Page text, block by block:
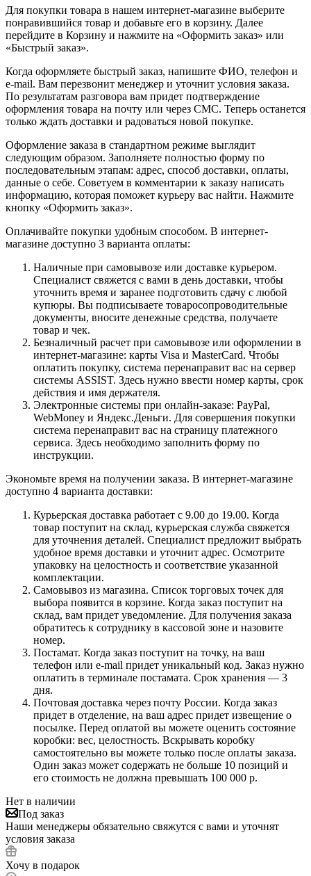
Для покупки товара в нашем интернет-магазине выберите
понравившийся товар и добавьте его в корзину. Далее
перейдите в Корзину и нажмите на «Оформить заказ» или
«Быстрый заказ».
Когда оформляете быстрый заказ, напишите ФИО, телефон и
e-mail. Вам перезвонит менеджер и уточнит условия заказа.
По результатам разговора вам придет подтверждение
оформления товара на почту или через СМС. Теперь останется
только ждать доставки и радоваться новой покупке.
Оформление заказа в стандартном режиме выглядит
следующим образом. Заполняете полностью форму по
последовательным этапам: адрес, способ доставки, оплаты,
данные о себе. Советуем в комментарии к заказу написать
информацию, которая поможет курьеру вас найти. Нажмите
кнопку «Оформить заказ».
Оплачивайте покупки удобным способом. В интернет-
магазине доступно 3 варианта оплаты:
Наличные при самовывозе или доставке курьером.
Специалист свяжется с вами в день доставки, чтобы
уточнить время и заранее подготовить сдачу с любой
купюры. Вы подписываете товаросопроводительные
документы, вносите денежные средства, получаете
товар и чек.
Безналичный расчет при самовывозе или оформлении в
интернет-магазине: карты Visa и MasterCard. Чтобы
оплатить покупку, система перенаправит вас на сервер
системы ASSIST. Здесь нужно ввести номер карты, срок
действия и имя держателя.
Электронные системы при онлайн-заказе: PayPal,
WebMoney и Яндекс.Деньги. Для совершения покупки
система перенаправит вас на страницу платежного
сервиса. Здесь необходимо заполнить форму по
инструкции.
Экономьте время на получении заказа. В интернет-магазине
доступно 4 варианта доставки:
Курьерская доставка работает с 9.00 до 19.00. Когда
товар поступит на склад, курьерская служба свяжется
для уточнения деталей. Специалист предложит выбрать
удобное время доставки и уточнит адрес. Осмотрите
упаковку на целостность и соответствие указанной
комплектации.
Самовывоз из магазина. Список торговых точек для
выбора появится в корзине. Когда заказ поступит на
склад, вам придет уведомление. Для получения заказа
обратитесь к сотруднику в кассовой зоне и назовите
номер.
Постамат. Когда заказ поступит на точку, на ваш
телефон или e-mail придет уникальный код. Заказ нужно
оплатить в терминале постамата. Срок хранения — 3
дня.
Почтовая доставка через почту России. Когда заказ
придет в отделение, на ваш адрес придет извещение о
посылке. Перед оплатой вы можете оценить состояние
коробки: вес, целостность. Вскрывать коробку
самостоятельно вы можете только после оплаты заказа.
Один заказ может содержать не больше 10 позиций и
его стоимость не должна превышать 100 000 р.
Нет в наличии
Под заказ
Наши менеджеры обязательно свяжутся с вами и уточнят
условия заказа
Хочу в подарок